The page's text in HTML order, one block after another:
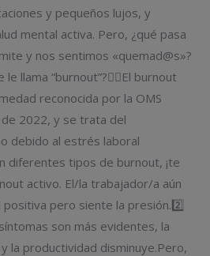
y pequeños lujos, y
mental activa. Pero, ¿qué pasa
y nos sentimos «quemad@s»?
llama “burnout”?👉🏼El burnout
reconocida por la OMS
2022, y se trata del
debido al estrés laboral
diferentes tipos de burnout, ¡te
activo. El/la trabajador/a aún
pero siente la presión.2️⃣
son más evidentes, la
la productividad disminuye.Pero,